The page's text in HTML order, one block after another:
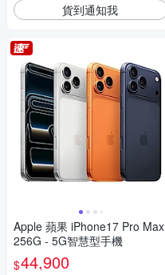
貨到通知我
Apple 蘋果 iPhone17 Pro Max
256G - 5G智慧型手機
$44,900